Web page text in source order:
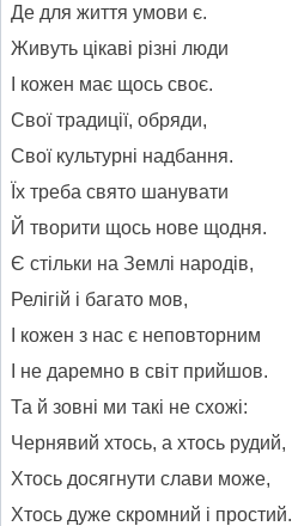
Де для життя умови є.
Живуть цікаві різні люди
І кожен має щось своє.
Свої традиції, обряди,
Свої культурні надбання.
Їх треба свято шанувати
Й творити щось нове щодня.
Є стільки на Землі народів,
Релігій і багато мов,
І кожен з нас є неповторним
І не даремно в світ прийшов.
Та й зовні ми такі не схожі:
Чернявий хтось, а хтось рудий,
Хтось досягнути слави може,
Хтось дуже скромний і простий.